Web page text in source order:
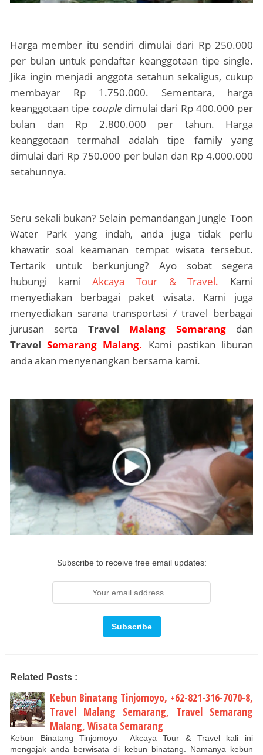
Harga member itu sendiri dimulai dari Rp 250.000
per bulan untuk pendaftar keanggotaan tipe single.
Jika ingin menjadi anggota setahun sekaligus, cukup
membayar Rp 1.750.000. Sementara, harga
keanggotaan tipe coupledimulai dari Rp 400.000 per
bulan dan Rp 2.800.000 per tahun. Harga
keanggotaan termahal adalah tipe family yang
dimulai dari Rp 750.000 per bulan dan Rp 4.000.000
setahunnya.
Seru sekali bukan? Selain pemandangan Jungle Toon
Water Park yang indah, anda juga tidak perlu
khawatir soal keamanan tempat wisata tersebut.
Tertarik untuk berkunjung? Ayo sobat segera
hubungi kamiAkcaya Tour & Travel. Kami
menyediakan berbagai paket wisata. Kami juga
menyediakan sarana transportasi / travel berbagai
jurusan serta Travel Malang Semarangdan
TravelSemarang Malang. Kami pastikan liburan
anda akan menyenangkan bersama kami.
Subscribe to receive free email updates:
Related Posts :
Kebun Binatang Tinjomoyo, +62-821-316-7070-8,
Travel Malang Semarang, Travel Semarang
Malang, Wisata Semarang
Kebun Binatang Tinjomoyo Akcaya Tour & Travel kali ini
mengajak anda berwisata di kebun binatang. Namanya kebun